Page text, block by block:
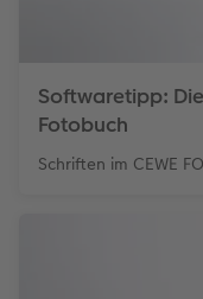
Softwaretipp:
Fotobuch
Schriften im CEWE